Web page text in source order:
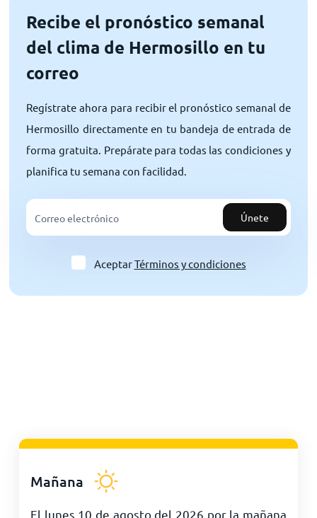
Recibe el pronóstico semanal
del clima de Hermosillo en tu
correo
Regístrate ahora para recibir el pronóstico semanal de
Hermosillo directamente en tu bandeja de entrada de
forma gratuita. Prepárate para todas las condiciones y
planifica tu semana con facilidad.
Únete
AceptarTérminos y condiciones
Mañana
El lunes 10 de agosto del 2026 por la mañana